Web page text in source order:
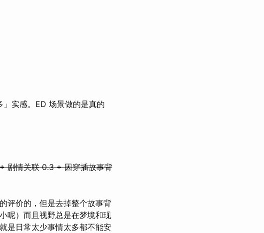
实感。ED 场景做的是真的
剧情关联 0.3 + 因穿插故事背
评价的，但是去掉整个故事背
呢）而且视野总是在梦境和现
是日常太少事情太多都不能安